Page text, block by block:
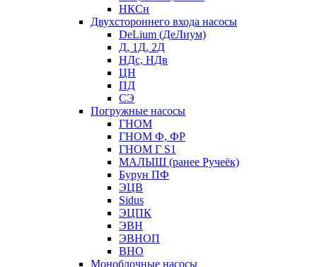
НКСн
Двухстороннего входа насосы
DeLium (ДеЛиум)
Д, 1Д, 2Д
НДс, НДв
ЦН
ПД
СЭ
Погружные насосы
ГНОМ
ГНОМ Ф, ФР
ГНОМ Г S1
МАЛЫШ (ранее Ручеёк)
Бурун ПФ
ЭЦВ
Sidus
ЭЦПК
ЭВН
ЭВНОП
ВНО
Моноблочные насосы